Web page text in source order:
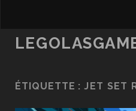
ÉTIQUETTE :JET SET